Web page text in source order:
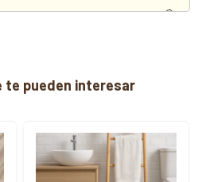
te pueden interesar